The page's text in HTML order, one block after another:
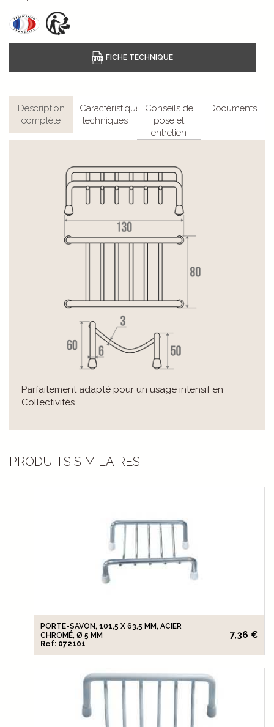
Description
complète
Caractéristiques
techniques
Conseils de
pose et
entretien
Documents
Parfaitement adapté pour un usage intensif en
Collectivités.
PRODUITS SIMILAIRES
PORTE-SAVON, 101,5 X 63,5 MM, ACIER
CHROMÉ, Ø 5 MM
Ref: 072101
7,36 €